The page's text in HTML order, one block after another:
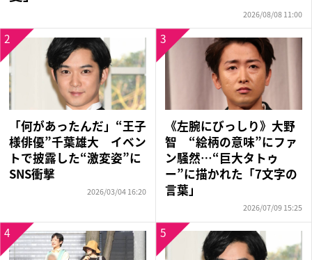
2026/08/08 11:00
「何があったんだ」“王子
様俳優”千葉雄大 イベン
トで披露した“激変姿”に
SNS衝撃
2026/03/04 16:20
2
《左腕にびっしり》大野
智 “絵柄の意味”にファ
ン騒然…“巨大タトゥ
ー”に描かれた「7文字の
言葉」
2026/07/09 15:25
3
4 5